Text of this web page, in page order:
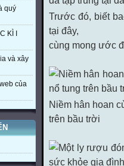
quý
KÌ I
và xây
của
Trước đó, biết
tại đây,
cùng mong ước
Niềm hân hoan
trên bầu trời